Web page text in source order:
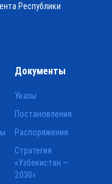
Республики
Документы
Указы
Постановления
Распоряжения
Стратегия
«Узбекистан —
2030»